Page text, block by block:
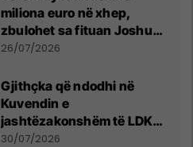
miliona euro në xhep,
zbulohet sa fituan Joshua
e Prenga
26/07/2026
Gjithçka që ndodhi në
Kuvendin e
jashtëzakonshëm të LDK-
së
30/07/2026